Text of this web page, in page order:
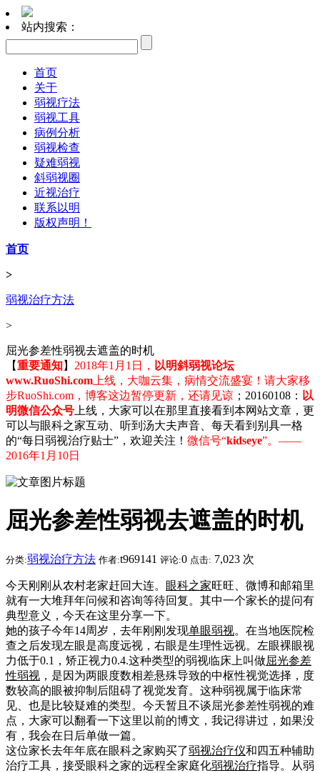
站内搜索：
首页
关于
弱视疗法
弱视工具
病例分析
弱视检查
疑难弱视
斜弱视圈
近视治疗
联系以明
版权声明！
首页
>
弱视治疗方法
>
屈光参差性弱视去遮盖的时机
【重要通知】 2018年1月1日， 以明斜弱视论坛
www.RuoShi.com 上线，大咖云集，病情交流盛宴！请大家移
步RuoShi.com，博客这边暂停更新，还请见谅 ；20160108： 以
明微信公众号 上线，大家可以在那里直接看到本网站文章，更
可以与眼科之家互动、听到汤大夫声音、每天看到别具一格
的“每日弱视治疗贴士”，欢迎关注！ 微信号“kidseye”。——
2016年1月10日
屈光参差性弱视去遮盖的时机
分类:弱视治疗方法 作者:t969141 评论:0 点击: 7,023 次
今天刚刚从农村老家赶回大连。 眼科之家旺旺、微博和邮箱里
就有一大堆拜年问候和咨询等待回复。其中一个家长的提问有
典型意义，今天在这里分享一下。
她的孩子今年14周岁，去年刚刚发现单眼弱视。在当地医院检
查之后发现左眼是高度远视，右眼是生理性远视。左眼裸眼视
力低于0.1，矫正视力0.4.这种类型的弱视临床上叫做屈光参差
性弱视 ，是因为两眼度数相差悬殊导致的中枢性视觉选择，度
数较高的眼被抑制后阻碍了视觉发育。这种弱视属于临床常
见、也是比较疑难的类型。今天暂且不谈屈光参差性弱视的难
点，大家可以翻看一下这里以前的博文，我记得讲过，如果没
有，我会在日后单做一篇。
这位家长去年年底在眼科之家购买了弱视治疗仪和四五种辅助
治疗工具，接受眼科之家的远程全家庭化弱视治疗指导。从弱